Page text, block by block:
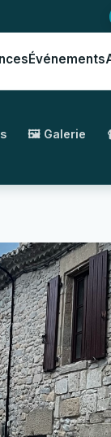
Événements
🖼️ Galerie